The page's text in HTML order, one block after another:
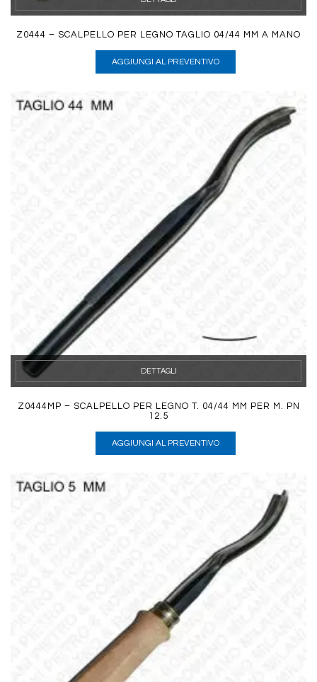
Z0444 – SCALPELLO PER LEGNO TAGLIO 04/44 MM A MANO
AGGIUNGI AL PREVENTIVO
DETTAGLI
Z0444MP – SCALPELLO PER LEGNO T. 04/44 MM PER M. PN
12.5
AGGIUNGI AL PREVENTIVO